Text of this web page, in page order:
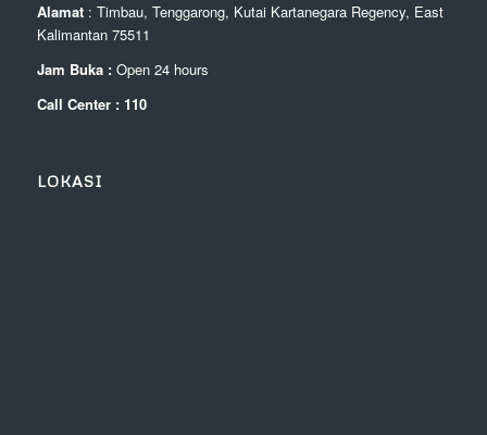
Alamat: Timbau, Tenggarong, Kutai Kartanegara Regency, East
Kalimantan 75511
Jam Buka : Open 24 hours
Call Center : 110
LOKASI